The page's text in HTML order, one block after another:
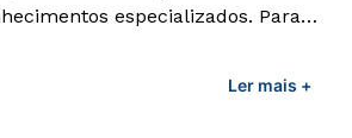
especializados. Para
é preciso garantir uma
Ler mais +